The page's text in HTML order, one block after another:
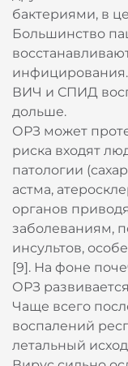
других
бактериями, в
Большинство
ВИЧ и СПИД
дольше.
ОРЗ может
риска входят
патологии
астма,
органов
заболеваниям,
инсультов,
[9]. На фоне
ОРЗ
Чаще всего
воспалений
летальный